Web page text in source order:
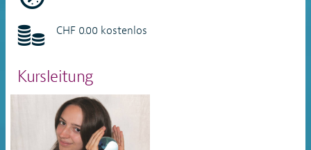
CHF 0.00 kostenlos
Kursleitung